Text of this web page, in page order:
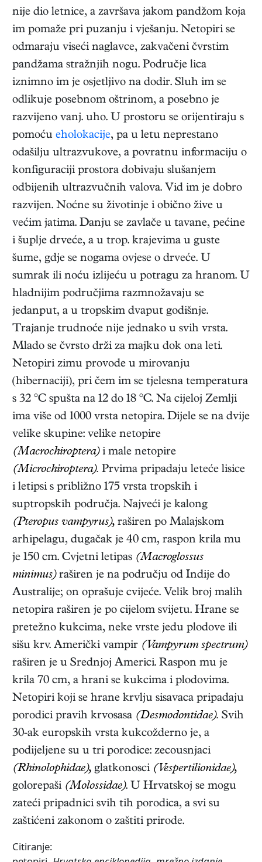
nije dio letnice, a završava jakom pandžom koja
im pomaže pri puzanju i vješanju. Netopiri se
odmaraju viseći naglavce, zakvačeni čvrstim
pandžama stražnjih nogu. Područje lica
iznimno im je osjetljivo na dodir. Sluh im se
odlikuje posebnom oštrinom, a posebno je
razvijeno vanj. uho. U prostoru se orijentiraju s
pomoću eholokacije, pa u letu neprestano
odašilju ultrazvukove, a povratnu informaciju o
konfiguraciji prostora dobivaju slušanjem
odbijenih ultrazvučnih valova. Vid im je dobro
razvijen. Noćne su životinje i obično žive u
većim jatima. Danju se zavlače u tavane, pećine
i šuplje drveće, a u trop. krajevima u guste
šume, gdje se nogama ovjese o drveće. U
sumrak ili noću izlijeću u potragu za hranom. U
hladnijim područjima razmnožavaju se
jedanput, a u tropskim dvaput godišnje.
Trajanje trudnoće nije jednako u svih vrsta.
Mlado se čvrsto drži za majku dok ona leti.
Netopiri zimu provode u mirovanju
(hibernaciji), pri čem im se tjelesna temperatura
s 32 °C spušta na 12 do 18 °C. Na cijeloj Zemlji
ima više od 1000 vrsta netopira. Dijele se na dvije
velike skupine: velike netopire
(Macrochiroptera)i male netopire
(Microchiroptera). Prvima pripadaju leteće lisice
i letipsi s približno 175 vrsta tropskih i
suptropskih područja. Najveći je kalong
(Pteropus vampyrus), raširen po Malajskom
arhipelagu, dugačak je 40 cm, raspon krila mu
je 150 cm. Cvjetni letipas (Macroglossus
minimus)raširen je na području od Indije do
Australije; on oprašuje cvijeće. Velik broj malih
netopira raširen je po cijelom svijetu. Hrane se
pretežno kukcima, neke vrste jedu plodove ili
sišu krv. Američki vampir (Vampyrum spectrum)
raširen je u Srednjoj Americi. Raspon mu je
krila 70 cm, a hrani se kukcima i plodovima.
Netopiri koji se hrane krvlju sisavaca pripadaju
porodici pravih krvosasa (Desmodontidae). Svih
30-ak europskih vrsta kukcožderno je, a
podijeljene su u tri porodice: zecousnjaci
(Rhinolophidae), glatkonosci (Vespertilionidae),
golorepaši (Molossidae). U Hrvatskoj se mogu
zateći pripadnici svih tih porodica, a svi su
zaštićeni zakonom o zaštiti prirode.
Citiranje: